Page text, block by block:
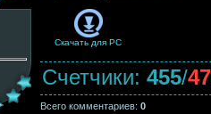
Скачать для PC
Счетчики: 455/
Всего комментариев: 0